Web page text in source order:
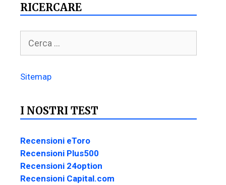
RICERCARE
Sitemap
I NOSTRI TEST
Recensioni eToro
Recensioni Plus500
Recensioni 24option
Recensioni Capital.com